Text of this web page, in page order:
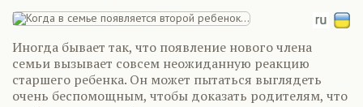
Иногда бывает так, что появление нового члена
семьи вызывает совсем неожиданную реакцию
старшего ребенка. Он может пытаться выглядеть
очень беспомощным, чтобы доказать родителям, что